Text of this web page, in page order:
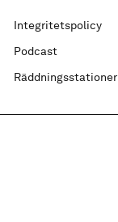
Integritetspolicy
Podcast
Räddningsstationer